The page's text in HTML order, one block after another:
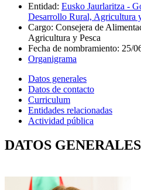
Entidad: Eusko Jaurlaritza -
Desarrollo Rural, Agricultura
Cargo: Consejera de
Agricultura y Pesca
Fecha de nombramiento: 25/
Organigrama
Datos generales
Datos de contacto
Curriculum
Entidades relacionadas
Actividad pública
DATOS GENERALES